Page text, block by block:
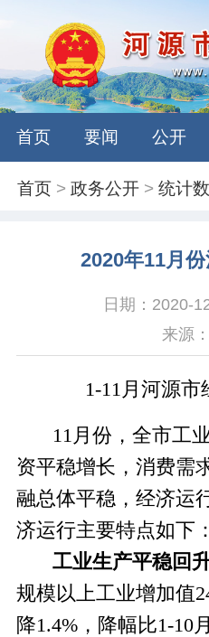
首页 要闻 公开
首页 >政务公开 >统计
2020年11月
日期：2020-
来源
1-11 月河源市
11 月份，全市工
资平稳增长，消费需
融总体平稳，经济运
济运行主要特点如下：
工业生产平稳回升
规模以上工业增加值
降1.4%，降幅比1-10